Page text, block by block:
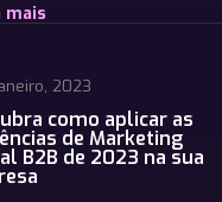
mais
2023
como aplicar as
de Marketing
B2B de 2023 na sua